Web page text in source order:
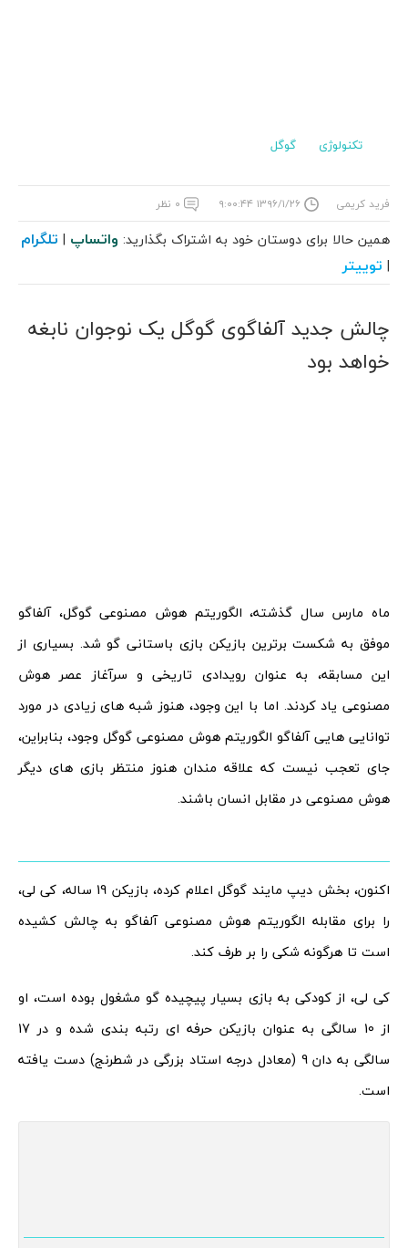
تکنولوژی گوگل
فرید کریمی ۱۳۹۶/۱/۲۶ ۹:۰۰:۴۴ ۰ نظر
همین حالا برای دوستان خود به اشتراک بگذارید: واتساپ | تلگرام
| توییتر
چالش جدید آلفاگوی گوگل یک نوجوان نابغه
خواهد بود
ماه مارس سال گذشته، الگوریتم هوش مصنوعی گوگل، آلفاگو
موفق به شکست برترین بازیکن بازی باستانی گو شد. بسیاری از
این مسابقه، به عنوان رویدادی تاریخی و سرآغاز عصر هوش
مصنوعی یاد کردند. اما با این وجود، هنوز شبه های زیادی در مورد
توانایی هایی آلفاگو الگوریتم هوش مصنوعی گوگل وجود، بنابراین،
جای تعجب نیست که علاقه مندان هنوز منتظر بازی های دیگر
هوش مصنوعی در مقابل انسان باشند.
اکنون، بخش دیپ مایند گوگل اعلام کرده، بازیکن 19 ساله، کی لی،
را برای مقابله الگوریتم هوش مصنوعی آلفاگو به چالش کشیده
است تا هرگونه شکی را بر طرف کند.
کی لی، از کودکی به بازی بسیار پیچیده گو مشغول بوده است، او
از 10 سالگی به عنوان بازیکن حرفه ای رتبه بندی شده و در 17
سالگی به دان 9 (معادل درجه استاد بزرگی در شطرنج) دست یافته
است.